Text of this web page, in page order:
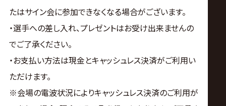
たはサイン会に参加できなくなる場合がございます。
・選手への差し入れ、プレゼントはお受け出来ませんの
でご了承ください。
・お支払い方法は現金とキャッシュレス決済がご利用い
ただけます。
※会場の電波状況によりキャッシュレス決済のご利用が